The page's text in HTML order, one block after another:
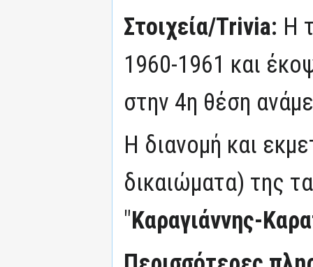
Στοιχεία/Trivia: Η
1960-1961 και
στην 4η θέση
Η διανομή και
δικαιώματα) της
"Καραγιάννης-